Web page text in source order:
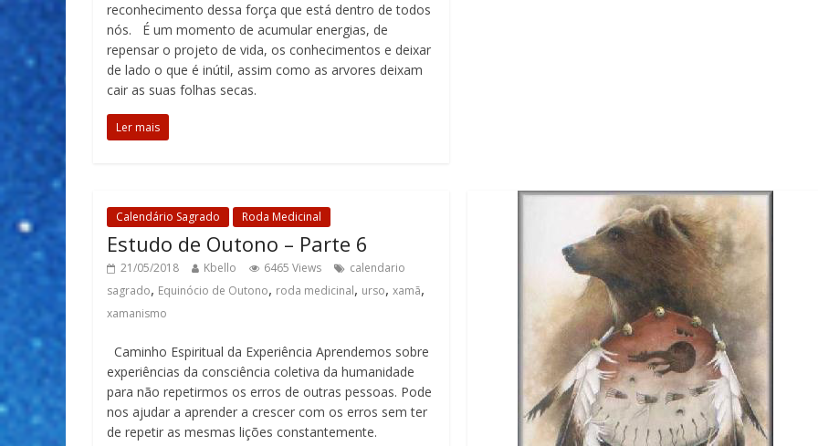
reconhecimento dessa força que está dentro de todos
nós. É um momento de acumular energias, de
repensar o projeto de vida, os conhecimentos e deixar
de lado o que é inútil, assim como as arvores deixam
cair as suas folhas secas.
Ler mais
Calendário Sagrado Roda Medicinal
Estudo de Outono – Parte 6
21/05/2018 Kbello 6465 Views
calendario
sagrado, Equinócio de Outono, roda medicinal, urso, xamã,
xamanismo
Caminho Espiritual da Experiência Aprendemos sobre
experiências da consciência coletiva da humanidade
para não repetirmos os erros de outras pessoas. Pode
nos ajudar a aprender a crescer com os erros sem ter
de repetir as mesmas lições constantemente.